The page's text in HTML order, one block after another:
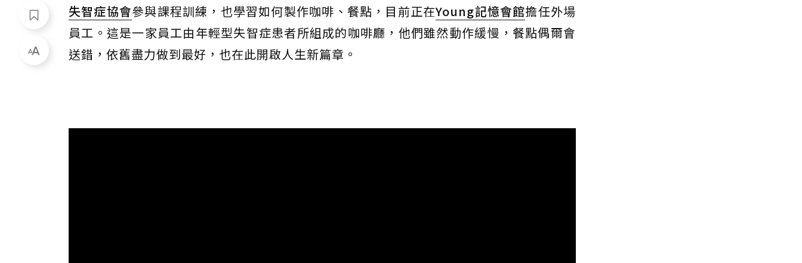
失智症協會參與課程訓練，也學習如何製作咖啡、餐點，目前正在Young記憶會館擔任外場
員工。這是一家員工由年輕型失智症患者所組成的咖啡廳，他們雖然動作緩慢，餐點偶爾會
送錯，依舊盡力做到最好，也在此開啟人生新篇章。